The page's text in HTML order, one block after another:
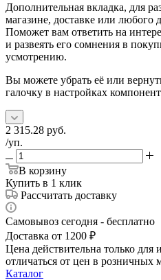
Дополнительная вкладка, для
магазине, доставке или любого
Поможет вам ответить на
и развеять его сомнения в
усмотрению.
Вы можете убрать её или
галочку в настройках
2 315.28 руб.
/уп.
В корзину
Купить в 1 клик
Рассчитать доставку
Самовывоз сегодня - бесплатно
Доставка от 1200 ₽
Цена действительна только для
отличаться от цен в розничных
Каталог